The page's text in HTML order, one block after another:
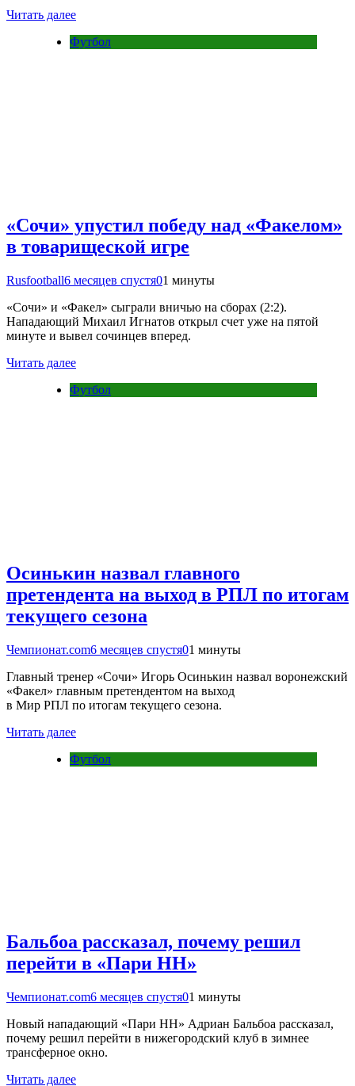
Читать далее
Футбол
«Сочи» упустил победу над «Факелом»
в товарищеской игре
Rusfootball6 месяцев спустя01 минуты
«Сочи» и «Факел» сыграли вничью на сборах (2:2).
Нападающий Михаил Игнатов открыл счет уже на пятой
минуте и вывел сочинцев вперед.
Читать далее
Футбол
Осинькин назвал главного
претендента на выход в РПЛ по итогам
текущего сезона
Чемпионат.com6 месяцев спустя01 минуты
Главный тренер «Сочи» Игорь Осинькин назвал воронежский
«Факел» главным претендентом на выход
в Мир РПЛ по итогам текущего сезона.
Читать далее
Футбол
Бальбоа рассказал, почему решил
перейти в «Пари НН»
Чемпионат.com6 месяцев спустя01 минуты
Новый нападающий «Пари НН» Адриан Бальбоа рассказал,
почему решил перейти в нижегородский клуб в зимнее
трансферное окно.
Читать далее